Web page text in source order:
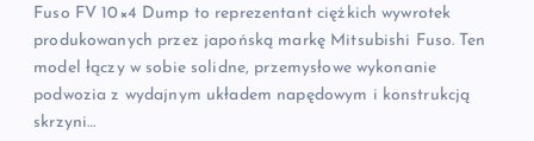
s
u
Fuso FV 10×4 Dump to reprezentant ciężkich wywrotek
produkowanych przez japońską markę Mitsubishi Fuso. Ten
model łączy w sobie solidne, przemysłowe wykonanie
podwozia z wydajnym układem napędowym i konstrukcją
skrzyni…